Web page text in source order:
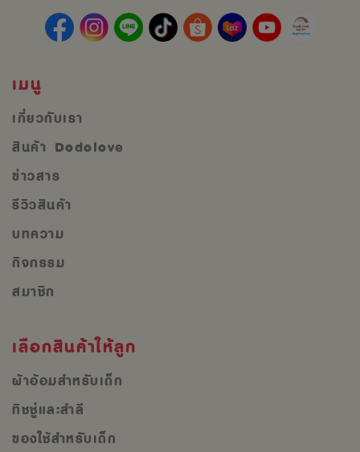
เมนู
เกี่ยวกับเรา
สินค้า Dodolove
ข่าวสาร
รีวิวสินค้า
บทความ
กิจกรรม
สมาชิก
เลือกสินค้าให้ลูก
ผ้าอ้อมสำหรับเด็ก
ทิชชู่และสำลี
ของใช้สำหรับเด็ก